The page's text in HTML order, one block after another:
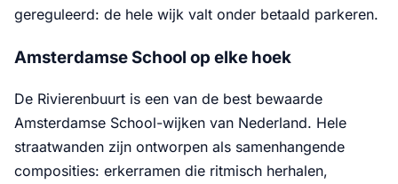
gereguleerd: de hele wijk valt onder betaald parkeren.
Amsterdamse School op elke hoek
De Rivierenbuurt is een van de best bewaarde
Amsterdamse School-wijken van Nederland. Hele
straatwanden zijn ontworpen als samenhangende
composities: erkerramen die ritmisch herhalen,